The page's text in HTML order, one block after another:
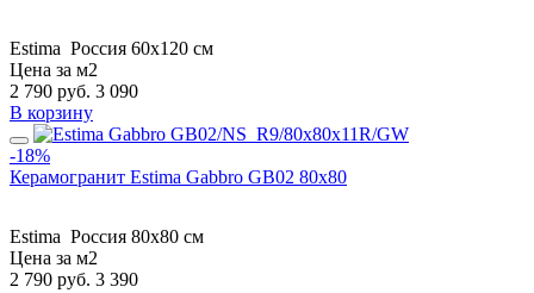
Estima Россия 60x120 см
Цена за м2
2 790 руб. 3 090
В корзину
-18%
Керамогранит Estima Gabbro GB02 80x80
Estima Россия 80x80 см
Цена за м2
2 790 руб. 3 390